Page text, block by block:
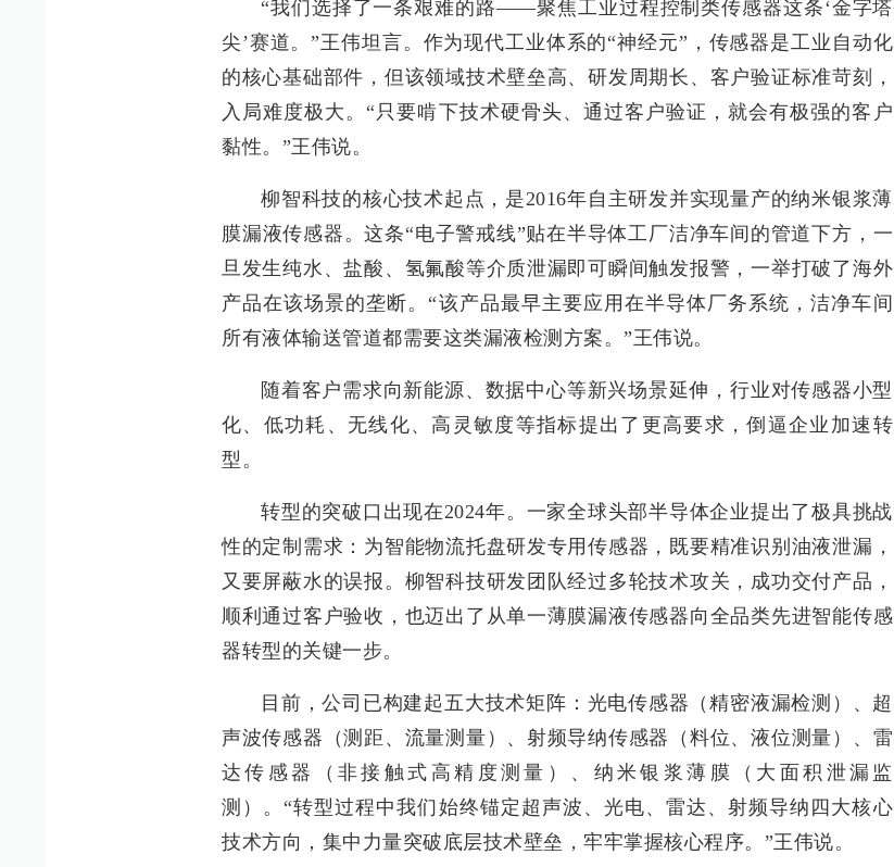
“我们选择了一条艰难的路——聚焦工业过程控制类传感器这条‘金字塔
尖’赛道。”王伟坦言。作为现代工业体系的“神经元”，传感器是工业自动化
的核心基础部件，但该领域技术壁垒高、研发周期长、客户验证标准苛刻，
入局难度极大。“只要啃下技术硬骨头、通过客户验证，就会有极强的客户
黏性。”王伟说。
柳智科技的核心技术起点，是2016年自主研发并实现量产的纳米银浆薄
膜漏液传感器。这条“电子警戒线”贴在半导体工厂洁净车间的管道下方，一
旦发生纯水、盐酸、氢氟酸等介质泄漏即可瞬间触发报警，一举打破了海外
产品在该场景的垄断。“该产品最早主要应用在半导体厂务系统，洁净车间
所有液体输送管道都需要这类漏液检测方案。”王伟说。
随着客户需求向新能源、数据中心等新兴场景延伸，行业对传感器小型
化、低功耗、无线化、高灵敏度等指标提出了更高要求，倒逼企业加速转
型。
转型的突破口出现在2024年。一家全球头部半导体企业提出了极具挑战
性的定制需求：为智能物流托盘研发专用传感器，既要精准识别油液泄漏，
又要屏蔽水的误报。柳智科技研发团队经过多轮技术攻关，成功交付产品，
顺利通过客户验收，也迈出了从单一薄膜漏液传感器向全品类先进智能传感
器转型的关键一步。
目前，公司已构建起五大技术矩阵：光电传感器（精密液漏检测）、超
声波传感器（测距、流量测量）、射频导纳传感器（料位、液位测量）、雷
达传感器（非接触式高精度测量）、纳米银浆薄膜（大面积泄漏监
测）。“转型过程中我们始终锚定超声波、光电、雷达、射频导纳四大核心
技术方向，集中力量突破底层技术壁垒，牢牢掌握核心程序。”王伟说。